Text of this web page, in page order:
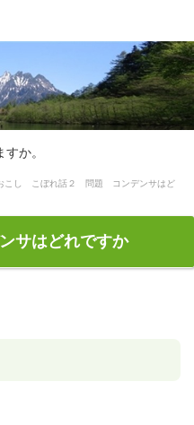
か。
こし こぼれ話２ 問題 コンデンサはど
サはどれですか